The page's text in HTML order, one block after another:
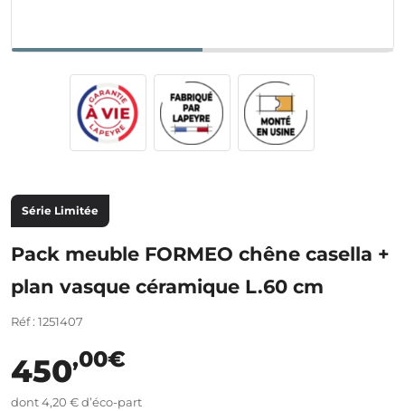
Série Limitée
Pack meuble FORMEO chêne casella +
plan vasque céramique L.60 cm
Réf : 1251407
450,00€
dont 4,20 € d’éco-part